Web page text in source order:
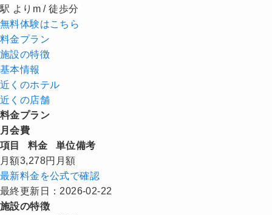
駅 よりm / 徒歩分
無料体験はこちら
料金プラン
施設の特徴
基本情報
近くのホテル
近くの店舗
料金プラン
月会費
項目
料金 単位備考
月額3,278円 月額
最新料金を公式で確認
最終更新日：2026-02-22
施設の特徴